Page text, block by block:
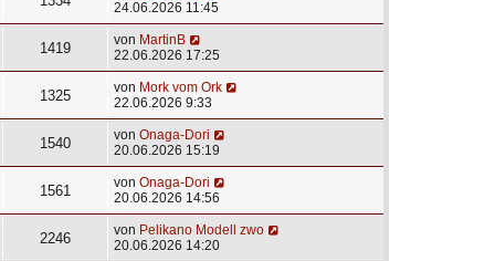
24.06.2026 11:45
1419 von MartinB
22.06.2026 17:25
1325 von Mork vom Ork
22.06.2026 9:33
1540 von Onaga-Dori
20.06.2026 15:19
1561 von Onaga-Dori
20.06.2026 14:56
2246 von Pelikano Modell zwo
20.06.2026 14:20